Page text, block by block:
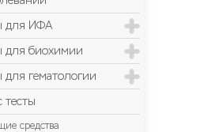
для ИФА
для биохимии
для гематологии
тесты
средства